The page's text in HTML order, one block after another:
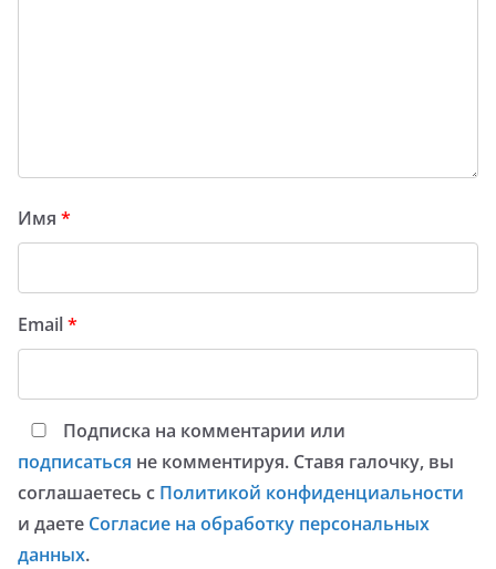
Имя *
Email*
Подписка на комментарии или
подписаться не комментируя. Ставя галочку, вы
соглашаетесь с Политикой конфиденциальности
и даете Согласие на обработку персональных
данных.